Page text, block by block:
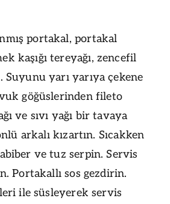
portakal, portakal
kaşığı tereyağı, zencefil
yarı yarıya çekene
göğüslerinden fileto
ve sıvı yağı bir tavaya
arkalı kızartın. Sıcakken
ve tuz serpin. Servis
Portakallı sos gezdirin.
ile süsleyerek servis